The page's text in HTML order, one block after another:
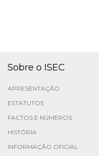
Sobre o ISEC
APRESENTAÇÃO
ESTATUTOS
FACTOS E NÚMEROS
HISTÓRIA
INFORMAÇÃO OFICIAL